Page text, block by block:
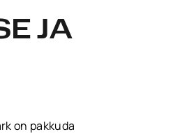
JA
on pakkuda